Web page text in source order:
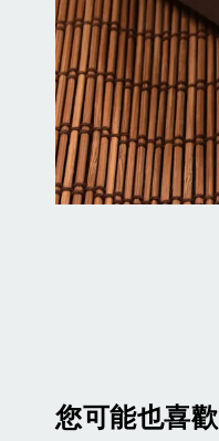
您可能也喜歡